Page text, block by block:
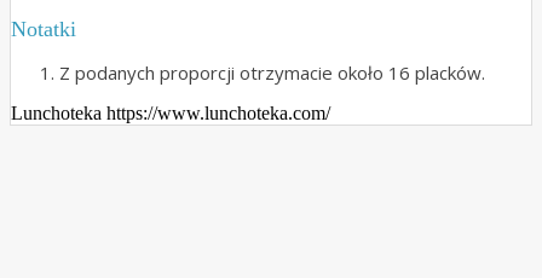
Notatki
Z podanych proporcji otrzymacie około 16 placków.
Lunchoteka https://www.lunchoteka.com/